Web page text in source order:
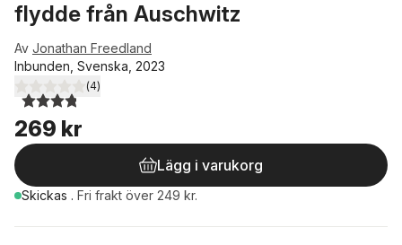
flydde från Auschwitz
Av Jonathan Freedland
Inbunden, Svenska, 2023
3,8utav 5 stjärnor. Totalt antal röster:
(4)
269 kr
Lägg i varukorg
Skickas . Fri frakt över 249 kr.